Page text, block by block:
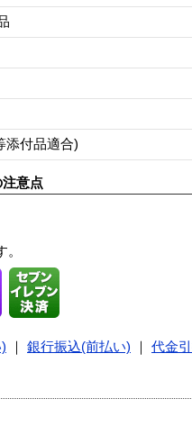
添付品適合)
意点
銀行振込(前払い) 代金